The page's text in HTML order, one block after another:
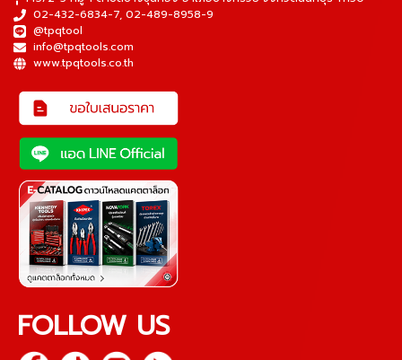
02-432-6834-7, 02-489-8958-9
@tpqtool
info@tpqtools.com
www.tpqtools.co.th
FOLLOW US